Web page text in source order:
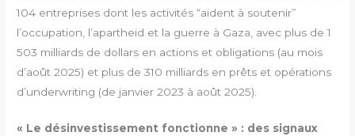
104 entreprises dont les activités “aident à soutenir”
l’occupation, l’apartheid et la guerre à Gaza, avec plus de 1
503 milliards de dollars en actions et obligations (au mois
d’août 2025) et plus de 310 milliards en prêts et opérations
d’underwriting (de janvier 2023 à août 2025).
« Le désinvestissement fonctionne » : des signaux